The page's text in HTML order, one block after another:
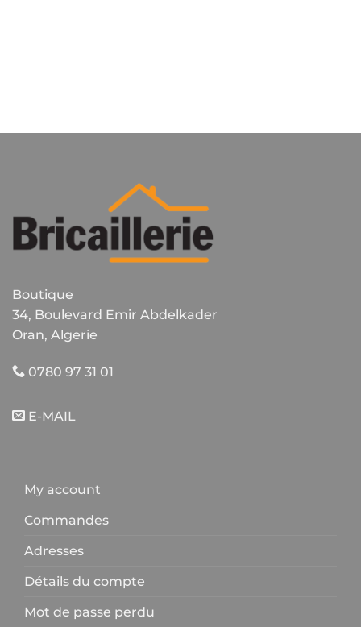
Boutique
34, Boulevard Emir Abdelkader
Oran, Algerie
0780 97 31 01
E-MAIL
My account
Commandes
Adresses
Détails du compte
Mot de passe perdu